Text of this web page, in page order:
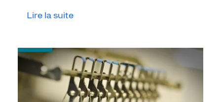
communication actuels.
Lire la suite
-
Quel
indice
d’amincissement